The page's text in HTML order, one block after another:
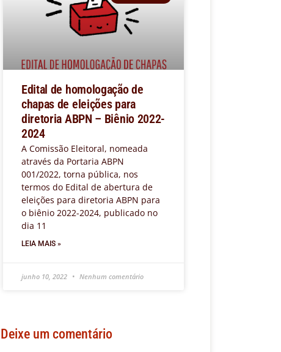
Edital de homologação de
chapas de eleições para
diretoria ABPN – Biênio 2022-
2024
A Comissão Eleitoral, nomeada
através da Portaria ABPN
001/2022, torna pública, nos
termos do Edital de abertura de
eleições para diretoria ABPN para
o biênio 2022-2024, publicado no
dia 11
LEIA MAIS »
junho 10, 2022 Nenhum comentário
Deixe um comentário